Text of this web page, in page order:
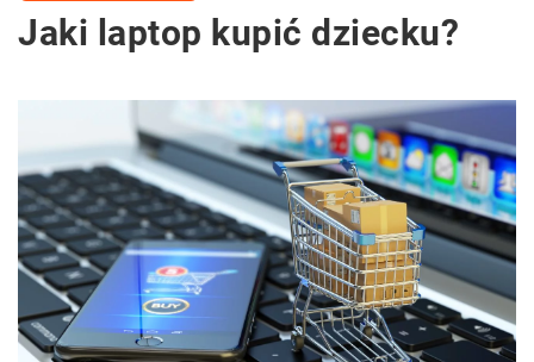
Jaki laptop kupić dziecku?